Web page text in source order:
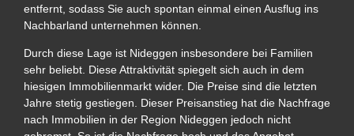
entfernt, sodass Sie auch spontan einmal einen Ausflug ins
Nachbarland unternehmen können.
Durch diese Lage ist Nideggen insbesondere bei Familien
sehr beliebt. Diese Attraktivität spiegelt sich auch in dem
hiesigen Immobilienmarkt wider. Die Preise sind die letzten
Jahre stetig gestiegen. Dieser Preisanstieg hat die Nachfrage
nach Immobilien in der Region Nideggen jedoch nicht